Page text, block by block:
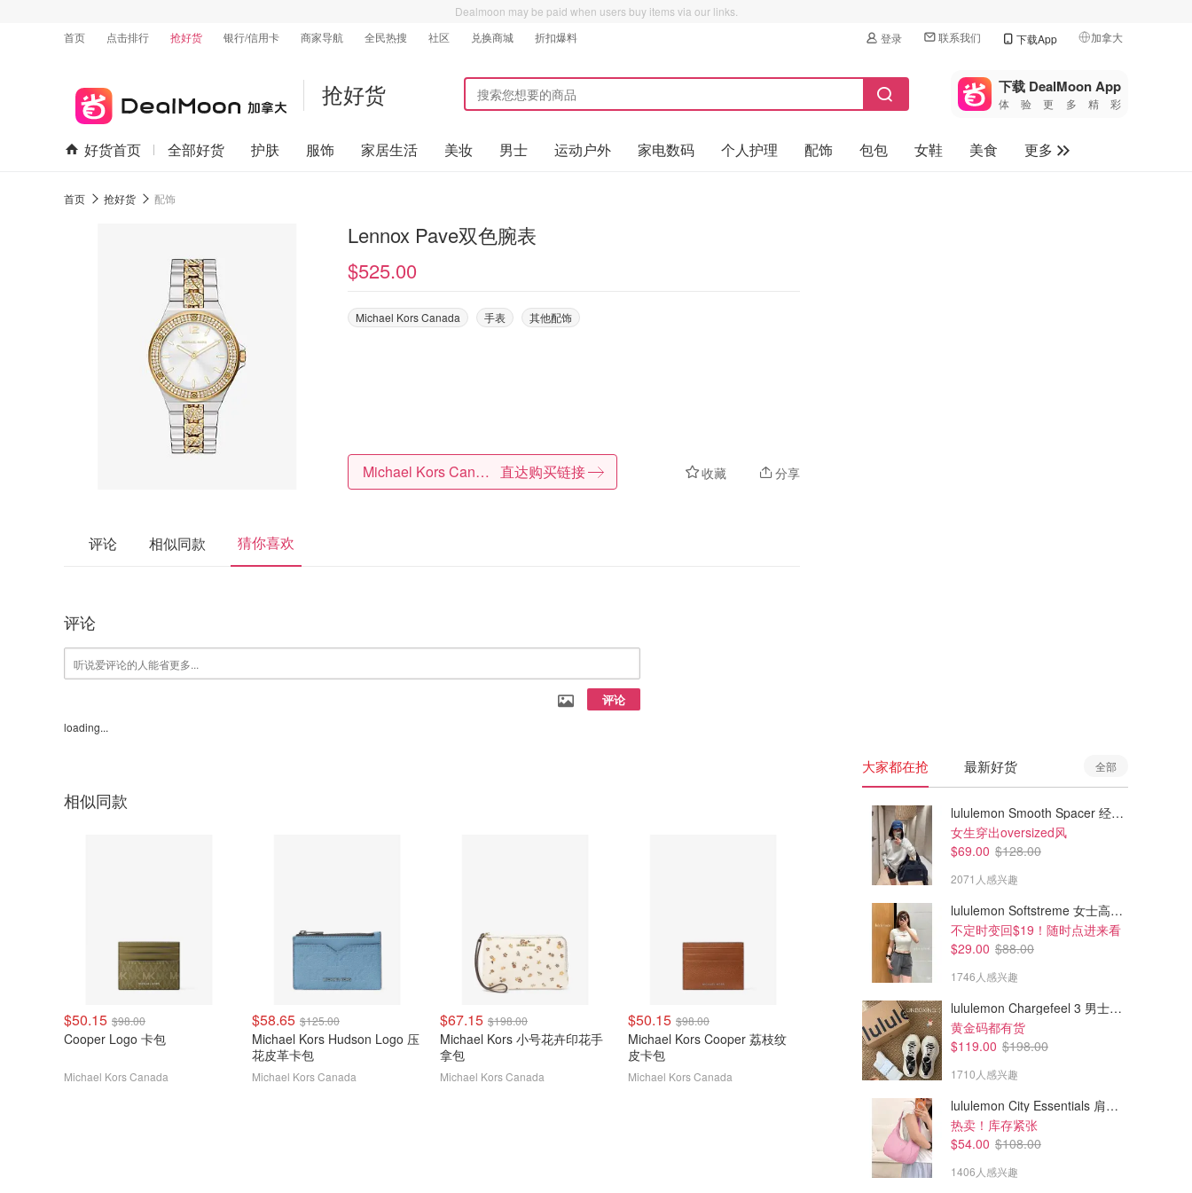
Dealmoon may be paid when users buy items via our links.
首页
点击排行 抢好货 银行/信用卡 商家导航 全民热搜 社区 兑换商城 折扣爆料 登录 联系我们 下载App 加拿大
🇺🇸
美国
🇨🇳中国
🇨🇦加拿大
抢好货 下载 DealMoon App
体验更多精彩
好货首页 全部好货 护肤 服饰 家居生活 美妆 男士 运动户外 家电数码 个人护理 配饰 包包 女鞋 美食
更多
首页 抢好货 配饰
Lennox Pave双色腕表
$525.00
Michael Kors Canada 手表 其他配饰
收藏 分享
Michael Kors Canada 直达购买链接
评论 相似同款 猜你喜欢
评论
评论
loading...
相似同款
$50.15 $98.00
Cooper Logo 卡包
Michael Kors Canada
$58.65 $125.00
Michael Kors Hudson Logo 压
花皮革卡包
Michael Kors Canada
$67.15 $198.00
Michael Kors 小号花卉印花手
拿包
Michael Kors Canada
$50.15 $98.00
Michael Kors Cooper 荔枝纹
皮卡包
Michael Kors Canada
$264.88
Vivienne Westwood Agnatha
项链 银色
$352.68
Miu Miu 矩形太阳镜
CETTIRE
大家都在抢 最新好货 全部
lululemon Smooth Spacer 经典卫衣
女生穿出oversized风
$69.00 $128.00
2071人感兴趣
lululemon Softstreme 女士高腰短裤 10cm
不定时变回$19！随时点进来看
$29.00 $88.00
1746人感兴趣
lululemon Chargefeel 3 男士运动鞋
黄金码都有货
$119.00 $198.00
1710人感兴趣
lululemon City Essentials 肩背包 4L
热卖！库存紧张
$54.00 $108.00
1406人感兴趣